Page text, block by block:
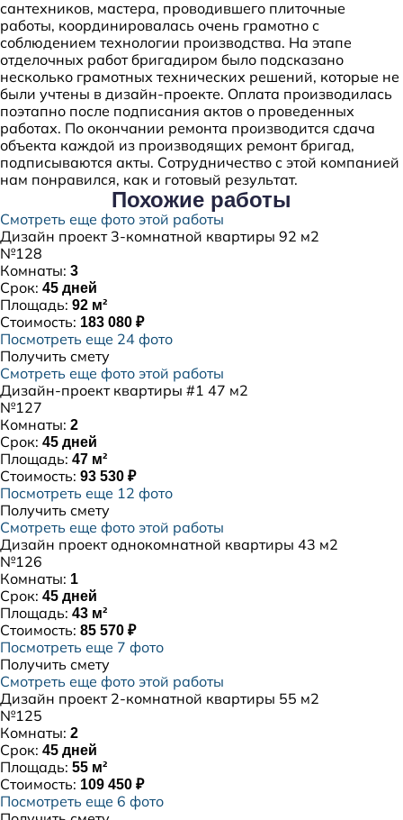
сантехников, мастера, проводившего плиточные
работы, координировалась очень грамотно с
соблюдением технологии производства. На этапе
отделочных работ бригадиром было подсказано
несколько грамотных технических решений, которые не
были учтены в дизайн-проекте. Оплата производилась
поэтапно после подписания актов о проведенных
работах. По окончании ремонта производится сдача
объекта каждой из производящих ремонт бригад,
подписываются акты. Сотрудничество с этой компанией
нам понравился, как и готовый результат.
Похожие работы
Смотреть еще фото этой работы
Дизайн проект 3-комнатной квартиры 92 м2
№128
Комнаты: 3
Срок: 45 дней
Площадь: 92 м²
Стоимость: 183 080 ₽
Посмотреть еще 24 фото
Получить смету
Смотреть еще фото этой работы
Дизайн-проект квартиры #1 47 м2
№127
Комнаты: 2
Срок: 45 дней
Площадь: 47 м²
Стоимость: 93 530 ₽
Посмотреть еще 12 фото
Получить смету
Смотреть еще фото этой работы
Дизайн проект однокомнатной квартиры 43 м2
№126
Комнаты: 1
Срок: 45 дней
Площадь: 43 м²
Стоимость: 85 570 ₽
Посмотреть еще 7 фото
Получить смету
Смотреть еще фото этой работы
Дизайн проект 2-комнатной квартиры 55 м2
№125
Комнаты: 2
Срок: 45 дней
Площадь: 55 м²
Стоимость: 109 450 ₽
Посмотреть еще 6 фото